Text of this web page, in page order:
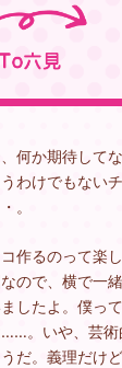
何か期待して
わけでもない
。
作るのって楽
ので、横で一
したよ。僕っ
。いや、芸術
だ。義理だけ